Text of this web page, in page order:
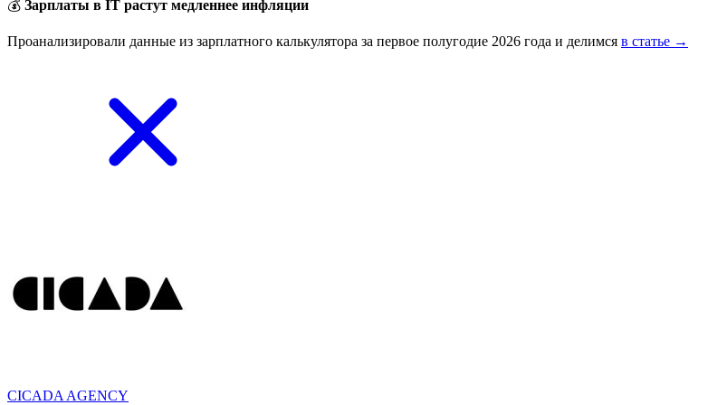
💰 Зарплаты в IT растут медленнее инфляции
Проанализировали данные из зарплатного калькулятора за первое полугодие 2026 года и делимся в статье →
CICADA AGENCY